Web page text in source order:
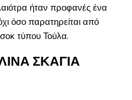
ήταν προφανές ένα
όσο παρατηρείται από
τύπου Τούλα.
ΣΚΑΓΙΑ